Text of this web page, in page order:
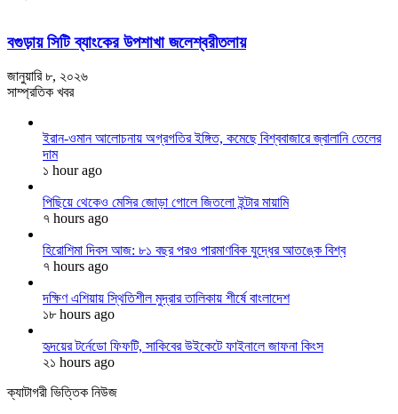
বগুড়ায় সিটি ব্যাংকের উপশাখা জলেশ্বরীতলায়
জানুয়ারি ৮, ২০২৬
সাম্প্রতিক খবর
ইরান-ওমান আলোচনায় অগ্রগতির ইঙ্গিত, কমেছে বিশ্ববাজারে জ্বালানি তেলের
দাম
১ hour ago
পিছিয়ে থেকেও মেসির জোড়া গোলে জিতলো ইন্টার মায়ামি
৭ hours ago
হিরোশিমা দিবস আজ: ৮১ বছর পরও পারমাণবিক যুদ্ধের আতঙ্কে বিশ্ব
৭ hours ago
দক্ষিণ এশিয়ায় স্থিতিশীল মুদ্রার তালিকায় শীর্ষে বাংলাদেশ
১৮ hours ago
হৃদয়ের টর্নেডো ফিফটি, সাকিবের উইকেটে ফাইনালে জাফনা কিংস
২১ hours ago
ক্যাটাগরী ভিত্তিক নিউজ